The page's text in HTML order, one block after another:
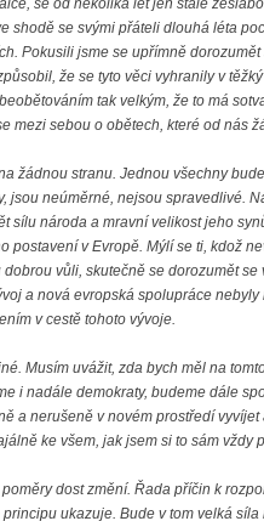
se od několika let jen stále
shodě se svými přáteli dlouhá léta
Pokusili jsme se upřímně
že se tyto věci vyhranily v
tak velkým, že to má
mezi sebou o obětech, které od nás
žádnou stranu. Jednou všechny
jsou neúměrné, nejsou spravedlivé.
sílu národa a mravní velikost jeho
postavení v Evropě. Mýlí se ti, kdož
vůli, skutečně se dorozumět
a nová evropská spolupráce
v cestě tohoto vývoje.
Musím uvážit, zda bych měl na
i nadále demokraty, budeme dále
a nerušeně v novém prostředí
ke všem, jak jsem si to sám vždy
dost změní. Řada příčin k
ukazuje. Bude v tom velká